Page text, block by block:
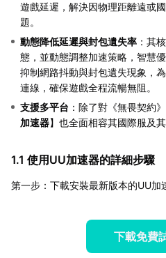
遊戲延遲，解決因物理距離遠或
題。
動態降低延遲與封包遺失率 ：其
態，並動態調整加速策略，智慧
抑制網路抖動與封包遺失現象，
連線，確保遊戲全程流暢無阻。
支援多平台 ：除了對《無畏契約
加速器】也全面相容其國際服及
1.1 使用UU加速器的詳細步驟
第一步：下載安裝最新版本的UU加
下載免費